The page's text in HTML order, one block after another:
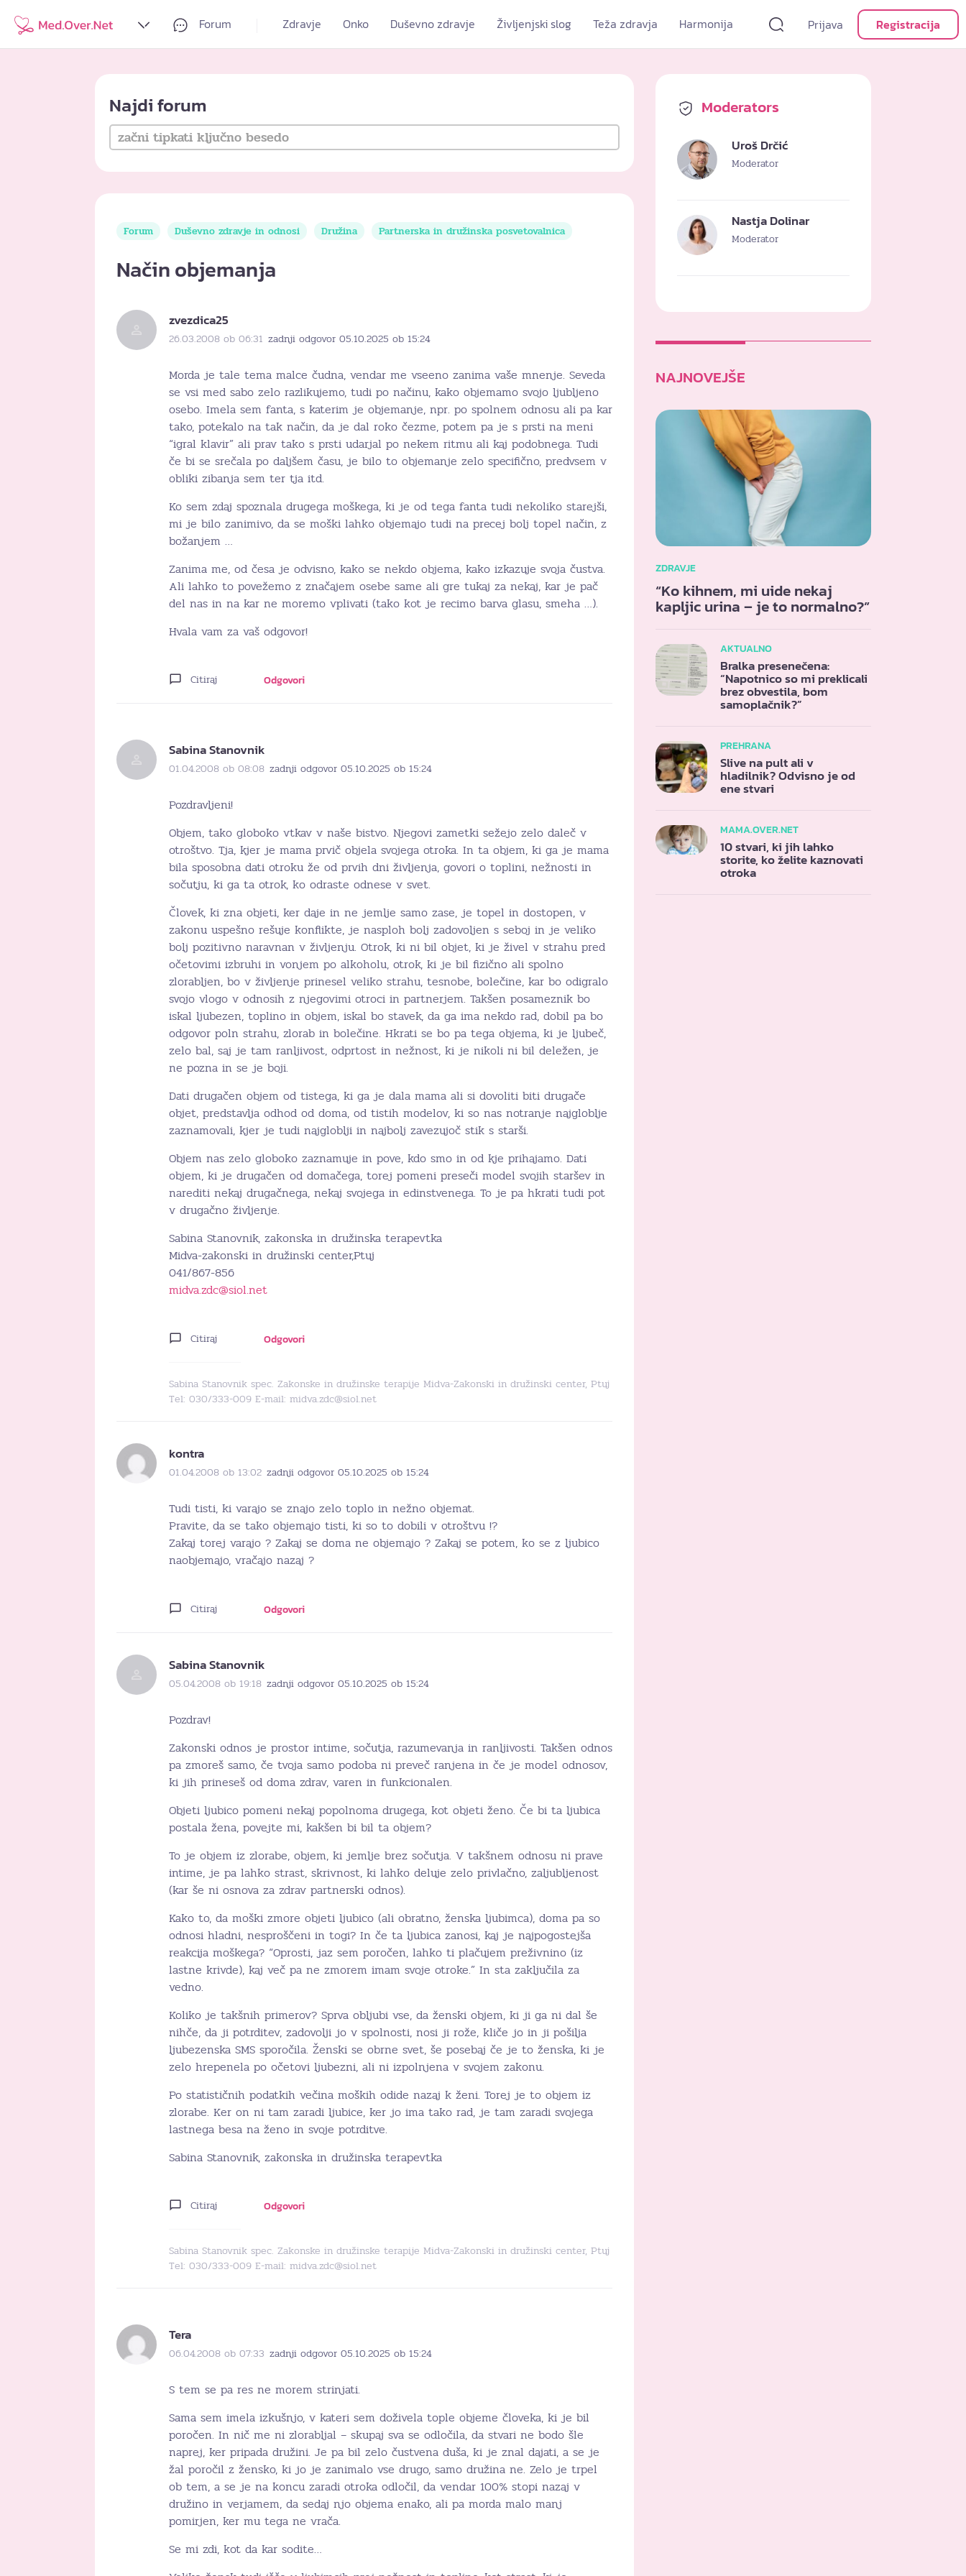
Forum Zdravje Onko Duševno zdravje Življenjski slog Teža zdravja Harmonija Prijava Registracija
Najdi forum
Forum Duševno zdravje in odnosi Družina Partnerska in družinska posvetovalnica
Način objemanja
zvezdica25
26.03.2008 ob 06:31 zadnji odgovor 05.10.2025 ob 15:24
Morda je tale tema malce čudna, vendar me vseeno zanima vaše mnenje. Seveda
se vsi med sabo zelo razlikujemo, tudi po načinu, kako objemamo svojo ljubljeno
osebo. Imela sem fanta, s katerim je objemanje, npr. po spolnem odnosu ali pa kar
tako, potekalo na tak način, da je dal roko čezme, potem pa je s prsti na meni
“igral klavir” ali prav tako s prsti udarjal po nekem ritmu ali kaj podobnega. Tudi
če bi se srečala po daljšem času, je bilo to objemanje zelo specifično, predvsem v
obliki zibanja sem ter tja itd.
Ko sem zdaj spoznala drugega moškega, ki je od tega fanta tudi nekoliko starejši,
mi je bilo zanimivo, da se moški lahko objemajo tudi na precej bolj topel način, z
božanjem …
Zanima me, od česa je odvisno, kako se nekdo objema, kako izkazuje svoja čustva.
Ali lahko to povežemo z značajem osebe same ali gre tukaj za nekaj, kar je pač
del nas in na kar ne moremo vplivati (tako kot je recimo barva glasu, smeha …).
Hvala vam za vaš odgovor!
Citiraj Odgovori
Sabina Stanovnik
01.04.2008 ob 08:08 zadnji odgovor 05.10.2025 ob 15:24
Pozdravljeni!
Objem, tako globoko vtkav v naše bistvo. Njegovi zametki sežejo zelo daleč v
otroštvo. Tja, kjer je mama prvič objela svojega otroka. In ta objem, ki ga je mama
bila sposobna dati otroku že od prvih dni življenja, govori o toplini, nežnosti in
sočutju, ki ga ta otrok, ko odraste odnese v svet.
Človek, ki zna objeti, ker daje in ne jemlje samo zase, je topel in dostopen, v
zakonu uspešno rešuje konflikte, je nasploh bolj zadovoljen s seboj in je veliko
bolj pozitivno naravnan v življenju. Otrok, ki ni bil objet, ki je živel v strahu pred
očetovimi izbruhi in vonjem po alkoholu, otrok, ki je bil fizično ali spolno
zlorabljen, bo v življenje prinesel veliko strahu, tesnobe, bolečine, kar bo odigralo
svojo vlogo v odnosih z njegovimi otroci in partnerjem. Takšen posameznik bo
iskal ljubezen, toplino in objem, iskal bo stavek, da ga ima nekdo rad, dobil pa bo
odgovor poln strahu, zlorab in bolečine. Hkrati se bo pa tega objema, ki je ljubeč,
zelo bal, saj je tam ranljivost, odprtost in nežnost, ki je nikoli ni bil deležen, je
ne pozna in se je boji.
Dati drugačen objem od tistega, ki ga je dala mama ali si dovoliti biti drugače
objet, predstavlja odhod od doma, od tistih modelov, ki so nas notranje najgloblje
zaznamovali, kjer je tudi najgloblji in najbolj zavezujoč stik s starši.
Objem nas zelo globoko zaznamuje in pove, kdo smo in od kje prihajamo. Dati
objem, ki je drugačen od domačega, torej pomeni preseči model svojih staršev in
narediti nekaj drugačnega, nekaj svojega in edinstvenega. To je pa hkrati tudi pot
v drugačno življenje.
Sabina Stanovnik, zakonska in družinska terapevtka
Midva-zakonski in družinski center,Ptuj
041/867-856
midva.zdc@siol.net
Citiraj Odgovori
Sabina Stanovnik spec. Zakonske in družinske terapije Midva-Zakonski in družinski center, Ptuj
Tel: 030/333-009 E-mail: midva.zdc@siol.net
kontra
01.04.2008 ob 13:02 zadnji odgovor 05.10.2025 ob 15:24
Tudi tisti, ki varajo se znajo zelo toplo in nežno objemat.
Pravite, da se tako objemajo tisti, ki so to dobili v otroštvu !?
Zakaj torej varajo ? Zakaj se doma ne objemajo ? Zakaj se potem, ko se z ljubico
naobjemajo, vračajo nazaj ?
Citiraj Odgovori
Sabina Stanovnik
05.04.2008 ob 19:18 zadnji odgovor 05.10.2025 ob 15:24
Pozdrav!
Zakonski odnos je prostor intime, sočutja, razumevanja in ranljivosti. Takšen odnos
pa zmoreš samo, če tvoja samo podoba ni preveč ranjena in če je model odnosov,
ki jih prineseš od doma zdrav, varen in funkcionalen.
Objeti ljubico pomeni nekaj popolnoma drugega, kot objeti ženo. Če bi ta ljubica
postala žena, povejte mi, kakšen bi bil ta objem?
To je objem iz zlorabe, objem, ki jemlje brez sočutja. V takšnem odnosu ni prave
intime, je pa lahko strast, skrivnost, ki lahko deluje zelo privlačno, zaljubljenost
(kar še ni osnova za zdrav partnerski odnos).
Kako to, da moški zmore objeti ljubico (ali obratno, ženska ljubimca), doma pa so
odnosi hladni, nesproščeni in togi? In če ta ljubica zanosi, kaj je najpogostejša
reakcija moškega? “Oprosti, jaz sem poročen, lahko ti plačujem preživnino (iz
lastne krivde), kaj več pa ne zmorem imam svoje otroke.” In sta zaključila za
vedno.
Koliko je takšnih primerov? Sprva obljubi vse, da ženski objem, ki ji ga ni dal še
nihče, da ji potrditev, zadovolji jo v spolnosti, nosi ji rože, kliče jo in ji pošilja
ljubezenska SMS sporočila. Ženski se obrne svet, še posebaj če je to ženska, ki je
zelo hrepenela po očetovi ljubezni, ali ni izpolnjena v svojem zakonu.
Po statističnih podatkih večina moških odide nazaj k ženi. Torej je to objem iz
zlorabe. Ker on ni tam zaradi ljubice, ker jo ima tako rad, je tam zaradi svojega
lastnega besa na ženo in svoje potrditve.
Sabina Stanovnik, zakonska in družinska terapevtka
Citiraj Odgovori
Sabina Stanovnik spec. Zakonske in družinske terapije Midva-Zakonski in družinski center, Ptuj
Tel: 030/333-009 E-mail: midva.zdc@siol.net
Tera
06.04.2008 ob 07:33 zadnji odgovor 05.10.2025 ob 15:24
S tem se pa res ne morem strinjati.
Sama sem imela izkušnjo, v kateri sem doživela tople objeme človeka, ki je bil
poročen. In nič me ni zlorabljal – skupaj sva se odločila, da stvari ne bodo šle
naprej, ker pripada družini. Je pa bil zelo čustvena duša, ki je znal dajati, a se je
žal poročil z žensko, ki jo je zanimalo vse drugo, samo družina ne. Zelo je trpel
ob tem, a se je na koncu zaradi otroka odločil, da vendar 100% stopi nazaj v
družino in verjamem, da sedaj njo objema enako, ali pa morda malo manj
pomirjen, ker mu tega ne vrača.
Se mi zdi, kot da kar sodite…
Moderators
Uroš Drčić
Moderator
Nastja Dolinar
Moderator
NAJNOVEJŠE
ZDRAVJE
“Ko kihnem, mi uide nekaj
kapljic urina – je to normalno?”
AKTUALNO
Bralka presenečena:
“Napotnico so mi preklicali
brez obvestila, bom
samoplačnik?”
PREHRANA
Slive na pult ali v
hladilnik? Odvisno je od
ene stvari
MAMA.OVER.NET
10 stvari, ki jih lahko
storite, ko želite kaznovati
otroka